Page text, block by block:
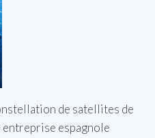
de satellites de
espagnole